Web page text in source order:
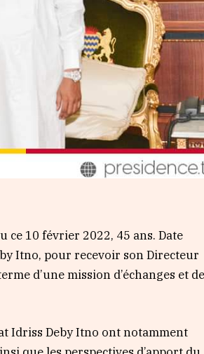
ce 10 février 2022, 45 ans. Date
Itno, pour recevoir son Directeur
d’une mission d’échanges et
Idriss Deby Itno ont notamment